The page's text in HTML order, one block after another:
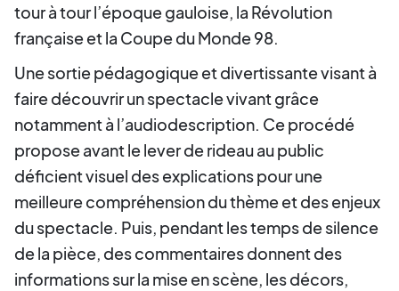
tour à tour l’époque gauloise, la Révolution
française et la Coupe du Monde 98.
Une sortie pédagogique et divertissante visant à
faire découvrir un spectacle vivant grâce
notamment à l’audiodescription. Ce procédé
propose avant le lever de rideau au public
déficient visuel des explications pour une
meilleure compréhension du thème et des enjeux
du spectacle. Puis, pendant les temps de silence
de la pièce, des commentaires donnent des
informations sur la mise en scène, les décors,